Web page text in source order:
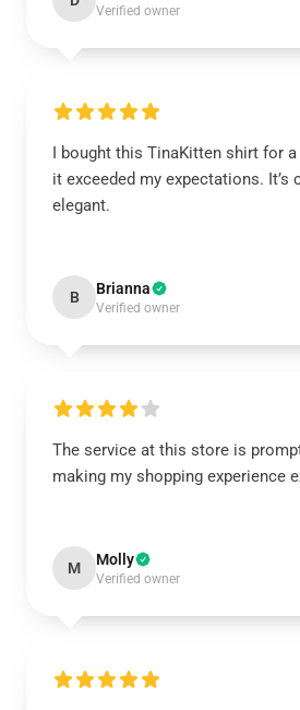
Verified owner
I bought this TinaKitten shirt for a
it exceeded my expectations. It’s
elegant.
B Brianna
Verified owner
The service at this store is
making my shopping experience
M Molly
Verified owner